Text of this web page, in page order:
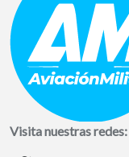
Visita nuestras redes: